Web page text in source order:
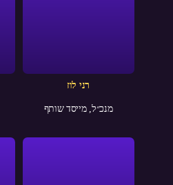
רני לוז
מנכ״ל, מייסד שותף